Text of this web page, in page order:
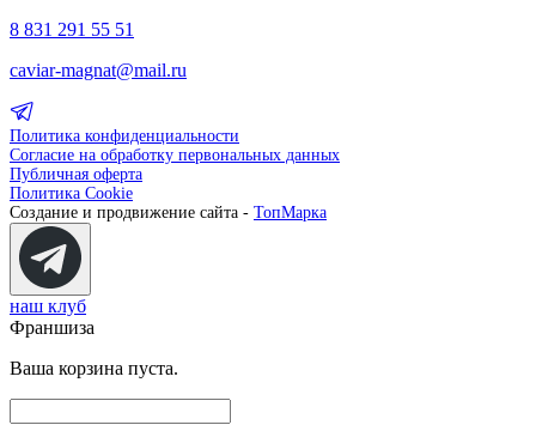
8 831 291 55 51
caviar-magnat@mail.ru
Политика конфиденциальности
Согласие на обработку первональных данных
Публичная оферта
Политика Cookie
Создание и продвижение сайта - ТопМарка
наш клуб
Франшиза
Ваша корзина пуста.